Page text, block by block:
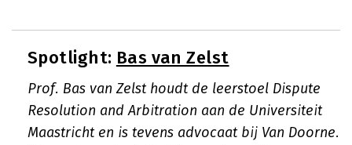
Spotlight: Bas van Zelst
Prof. Bas van Zelst houdt de leerstoel Dispute
Resolution and Arbitration aan de Universiteit
Maastricht en is tevens advocaat bij Van Doorne.